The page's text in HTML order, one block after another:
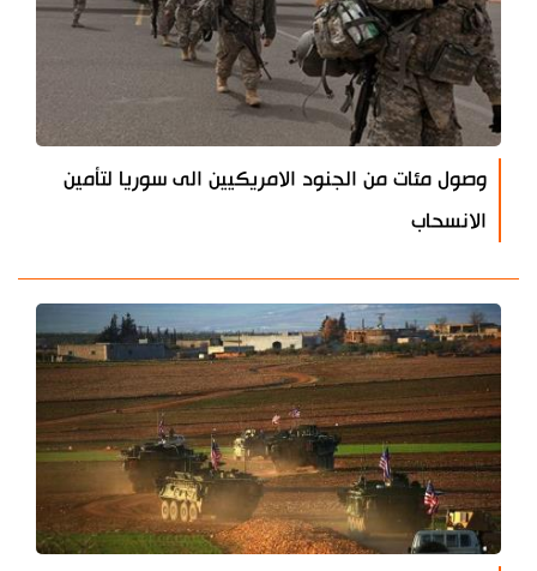
وصول مئات من الجنود الامريكيين الى سوريا لتأمين
الانسحاب